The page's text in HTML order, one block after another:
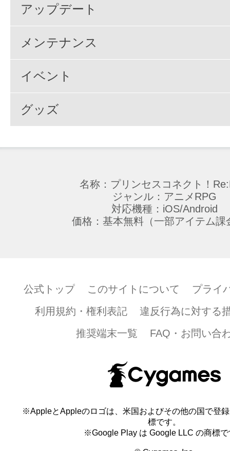
アップデート
メンテナンス
イベント
グッズ
名称：プリンセスコネクト！
ジャンル：アニメRPG
対応機種：iOS/Android
価格：基本無料（一部アイテム課
公式トップ このサイトについて
プライ
利用規約・権利表記
違反行為に対する
推奨端末一覧
FAQ・お問い合
※AppleとAppleのロゴは、米国およびその他の国で登
標です。
※Google Play は Google LLC の商標で